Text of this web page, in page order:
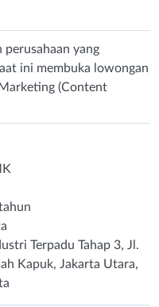
yang
ini membuka lowongan
(Content
Terpadu Tahap 3, Jl.
Kapuk, Jakarta Utara,